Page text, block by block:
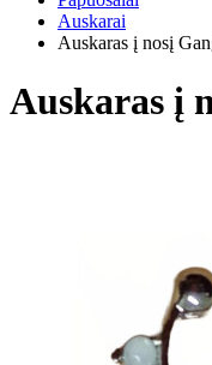
Auskarai
Auskaras į nosį
Auskaras į